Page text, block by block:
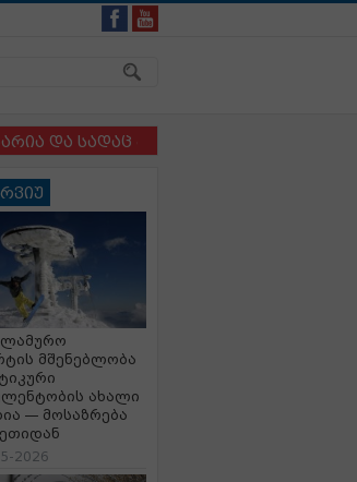
სადაც ბავშვსა და ძაღლს
მშენებლობა
ახალი
— მოსაზრება
2026